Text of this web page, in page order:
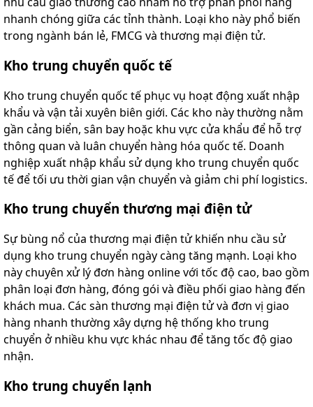
nhanh chóng giữa các tỉnh thành. Loại kho này phổ biến
trong ngành bán lẻ, FMCG và thương mại điện tử.
Kho trung chuyển quốc tế
Kho trung chuyển quốc tế phục vụ hoạt động xuất nhập
khẩu và vận tải xuyên biên giới. Các kho này thường nằm
gần cảng biển, sân bay hoặc khu vực cửa khẩu để hỗ trợ
thông quan và luân chuyển hàng hóa quốc tế. Doanh
nghiệp xuất nhập khẩu sử dụng kho trung chuyển quốc
tế để tối ưu thời gian vận chuyển và giảm chi phí logistics.
Kho trung chuyển thương mại điện tử
Sự bùng nổ của thương mại điện tử khiến nhu cầu sử
dụng kho trung chuyển ngày càng tăng mạnh. Loại kho
này chuyên xử lý đơn hàng online với tốc độ cao, bao gồm
phân loại đơn hàng, đóng gói và điều phối giao hàng đến
khách mua. Các sàn thương mại điện tử và đơn vị giao
hàng nhanh thường xây dựng hệ thống kho trung
chuyển ở nhiều khu vực khác nhau để tăng tốc độ giao
nhận.
Kho trung chuyển lạnh